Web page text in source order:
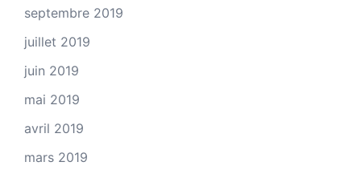
septembre 2019
juillet 2019
juin 2019
mai 2019
avril 2019
mars 2019